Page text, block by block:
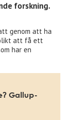
forskning.
genom att ha
att få ett
har en
Gallup-